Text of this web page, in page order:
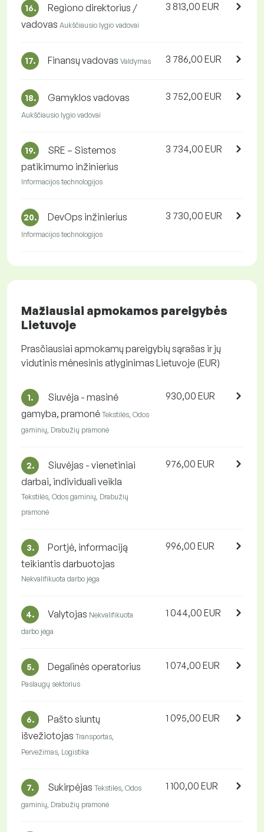
16.
Regiono direktorius /
vadovas Aukščiausio lygio vadovai
3 813,00 EUR
17. Finansų vadovas Valdymas 3 786,00 EUR
18. Gamyklos vadovas
Aukščiausio lygio vadovai
3 752,00 EUR
19.
SRE – Sistemos
patikimumo inžinierius
Informacijos technologijos
3 734,00 EUR
20. DevOps inžinierius
Informacijos technologijos
3 730,00 EUR
Mažiausiai apmokamos pareigybės
Lietuvoje
Prasčiausiai apmokamų pareigybių sąrašas ir jų
vidutinis mėnesinis atlyginimas Lietuvoje (EUR)
1.
Siuvėja - masinė
gamyba, pramonė Tekstilės, Odos
gaminių, Drabužių pramonė
930,00 EUR
2.
Siuvėjas - vienetiniai
darbai, individuali veikla
Tekstilės, Odos gaminių, Drabužių
pramonė
976,00 EUR
3.
Portjė, informaciją
teikiantis darbuotojas
Nekvalifikuota darbo jėga
996,00 EUR
4. Valytojas Nekvalifikuota
darbo jėga
1 044,00 EUR
5. Degalinės operatorius
Paslaugų sektorius
1 074,00 EUR
6.
Pašto siuntų
išvežiotojas Transportas,
Pervežimas, Logistika
1 095,00 EUR
7. Sukirpėjas Tekstilės, Odos
gaminių, Drabužių pramonė
1 100,00 EUR